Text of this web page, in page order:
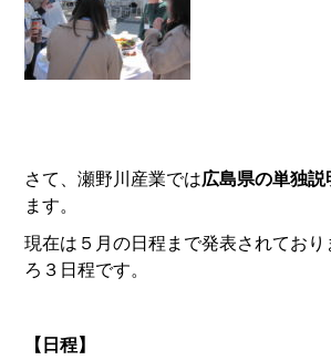
さて、瀬野川産業では広島県の単独説
ます。
現在は５月の日程まで発表されており
ろ３日程です。
【日程】